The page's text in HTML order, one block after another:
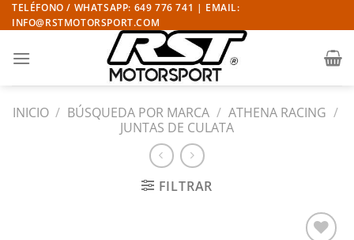
Saltar
al
TELÉFONO / WHATSAPP: 649 776 741 | EMAIL:
INFO@RSTMOTORSPORT.COM
INICIO / BÚSQUEDA POR MARCA / ATHENA RACING /
JUNTAS DE CULATA
FILTRAR